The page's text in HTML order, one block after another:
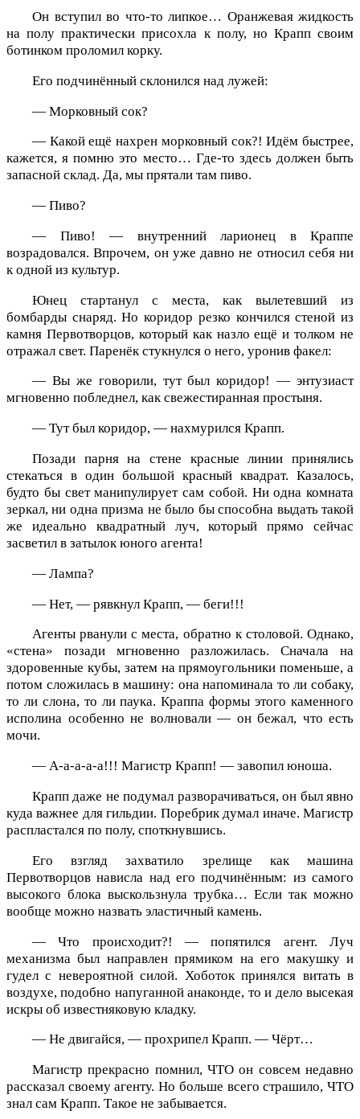
Он вступил во что-то липкое… Оранжевая жидкость
на полу практически присохла к полу, но Крапп своим
ботинком проломил корку.
Его подчинённый склонился над лужей:
— Морковный сок?
— Какой ещё нахрен морковный сок?! Идём быстрее,
кажется, я помню это место… Где-то здесь должен быть
запасной склад. Да, мы прятали там пиво.
— Пиво?
— Пиво! — внутренний ларионец в Краппе
возрадовался. Впрочем, он уже давно не относил себя ни
к одной из культур.
Юнец стартанул с места, как вылетевший из
бомбарды снаряд. Но коридор резко кончился стеной из
камня Первотворцов, который как назло ещё и толком не
отражал свет. Паренёк стукнулся о него, уронив факел:
— Вы же говорили, тут был коридор! — энтузиаст
мгновенно побледнел, как свежестиранная простыня.
— Тут был коридор, — нахмурился Крапп.
Позади парня на стене красные линии принялись
стекаться в один большой красный квадрат. Казалось,
будто бы свет манипулирует сам собой. Ни одна комната
зеркал, ни одна призма не было бы способна выдать такой
же идеально квадратный луч, который прямо сейчас
засветил в затылок юного агента!
— Лампа?
— Нет, — рявкнул Крапп, — беги!!!
Агенты рванули с места, обратно к столовой. Однако,
«стена» позади мгновенно разложилась. Сначала на
здоровенные кубы, затем на прямоугольники поменьше, а
потом сложилась в машину: она напоминала то ли собаку,
то ли слона, то ли паука. Краппа формы этого каменного
исполина особенно не волновали — он бежал, что есть
мочи.
— А-а-а-а-а!!! Магистр Крапп! — завопил юноша.
Крапп даже не подумал разворачиваться, он был явно
куда важнее для гильдии. Поребрик думал иначе. Магистр
распластался по полу, споткнувшись.
Его взгляд захватило зрелище как машина
Первотворцов нависла над его подчинённым: из самого
высокого блока выскользнула трубка… Если так можно
вообще можно назвать эластичный камень.
— Что происходит?! — попятился агент. Луч
механизма был направлен прямиком на его макушку и
гудел с невероятной силой. Хоботок принялся витать в
воздухе, подобно напуганной анаконде, то и дело высекая
искры об известняковую кладку.
— Не двигайся, — прохрипел Крапп. — Чёрт…
Магистр прекрасно помнил, ЧТО он совсем недавно
рассказал своему агенту. Но больше всего страшило, ЧТО
знал сам Крапп. Такое не забывается.